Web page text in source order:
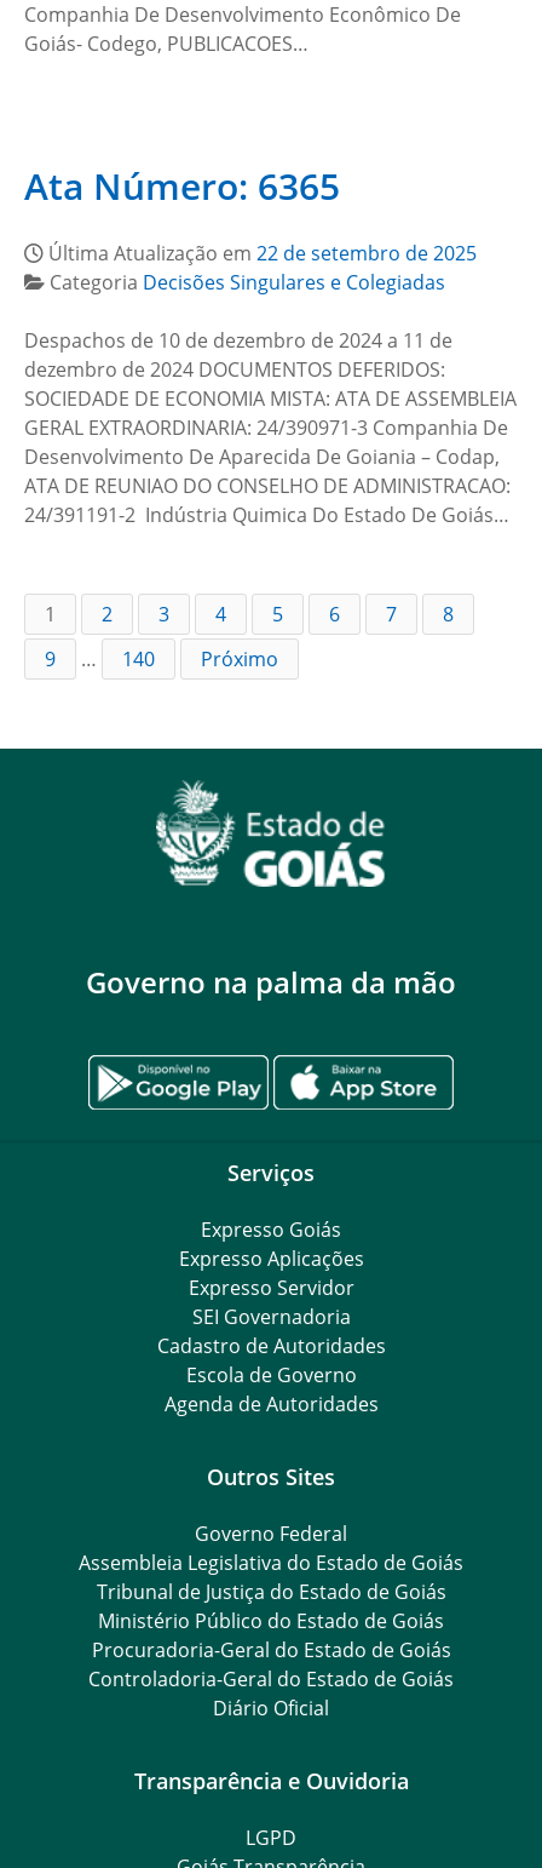
Companhia De Desenvolvimento Econômico De
Goiás- Codego, PUBLICACOES…
Ata Número: 6365
Última Atualização em 22 de setembro de 2025
Categoria Decisões Singulares e Colegiadas
Despachos de 10 de dezembro de 2024 a 11 de
dezembro de 2024 DOCUMENTOS DEFERIDOS:
SOCIEDADE DE ECONOMIA MISTA: ATA DE ASSEMBLEIA
GERAL EXTRAORDINARIA: 24/390971-3 Companhia De
Desenvolvimento De Aparecida De Goiania – Codap,
ATA DE REUNIAO DO CONSELHO DE ADMINISTRACAO:
24/391191-2 Indústria Quimica Do Estado De Goiás…
1 2 3 4 5 6 7
8
9
… 140 Próximo
Governo na palma da mão
Serviços
Expresso Goiás
Expresso Aplicações
Expresso Servidor
SEI Governadoria
Cadastro de Autoridades
Escola de Governo
Agenda de Autoridades
Outros Sites
Governo Federal
Assembleia Legislativa do Estado de Goiás
Tribunal de Justiça do Estado de Goiás
Ministério Público do Estado de Goiás
Procuradoria-Geral do Estado de Goiás
Controladoria-Geral do Estado de Goiás
Diário Oficial
Transparência e Ouvidoria
LGPD